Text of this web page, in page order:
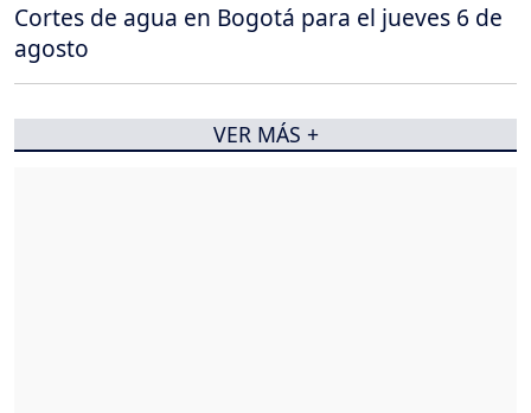
Cortes de agua en Bogotá para el jueves 6 de
agosto
VER MÁS +